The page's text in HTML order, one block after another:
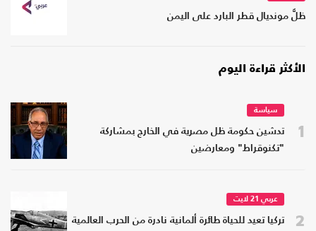
ظلُّ مونديال قطر البارد على اليمن
الأكثر قراءة اليوم
1
سياسة
تدشين حكومة ظل مصرية في الخارج بمشاركة
"تكنوقراط" ومعارضين
2
عربي 21 لايت
تركيا تعيد للحياة طائرة ألمانية نادرة من الحرب العالمية